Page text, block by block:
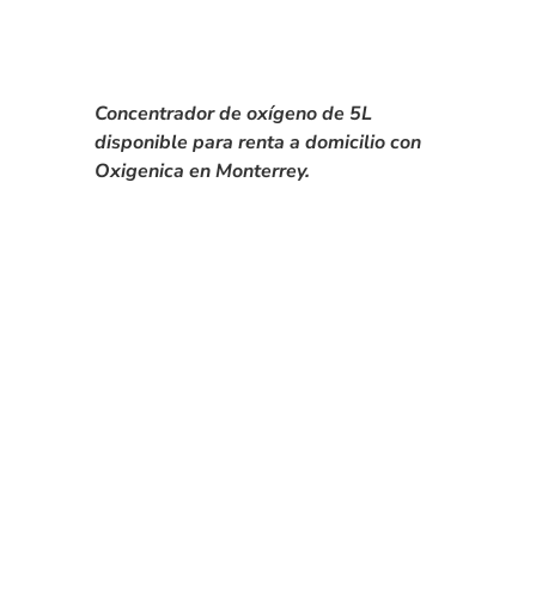
Concentrador de oxígeno de 5L
disponible para renta a domicilio con
Oxigenica en Monterrey.